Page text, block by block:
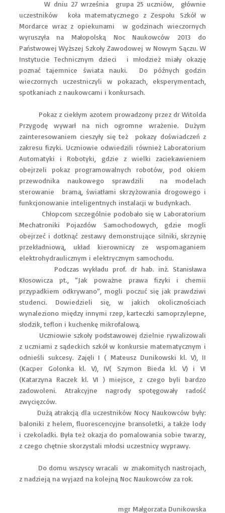
W dniu 27 września grupa 25 uczniów, głównie
uczestników koła matematycznego z Zespołu Szkół w
Mordarce wraz z opiekunami w godzinach wieczornych
wyruszyła na Małopolską Noc Naukowców 2013 do
Państwowej Wyższej Szkoły Zawodowej w Nowym Sączu. W
Instytucie Technicznym dzieci i młodzież miały okazję
poznać tajemnice świata nauki. Do późnych godzin
wieczornych uczestniczyli w pokazach, eksperymentach,
spotkaniach z naukowcami i konkursach.
Pokaz z ciekłym azotem prowadzony przez dr Witolda
Przygodę wywarł na nich ogromne wrażenie. Dużym
zainteresowaniem cieszyły się też pokazy doświadczeń z
zakresu fizyki. Uczniowie odwiedzili również Laboratorium
Automatyki i Robotyki, gdzie z wielki zaciekawieniem
obejrzeli pokaz programowalnych robotów, pod okiem
przewodnika naukowego sprawdzili na modelach
sterowanie bramą, światłami skrzyżowania drogowego i
funkcjonowanie inteligentnych instalacji w budynkach.
Chłopcom szczególnie podobało się w Laboratorium
Mechatroniki Pojazdów Samochodowych, gdzie mogli
obejrzeć i dotknąć zestawy demonstrujące silniki, skrzynię
przekładniową, układ kierowniczy ze wspomaganiem
elektrohydraulicznym i elektrycznym samochodu.
Podczas wykładu prof. dr hab. inż. Stanisława
Kłosowicza pt., ”Jak poważne prawa fizyki i chemii
przypadkiem odkrywano”, mogli poczuć się jak prawdziwi
studenci. Dowiedzieli się, w jakich okolicznościach
wynaleziono między innymi rzep, karteczki samoprzylepne,
słodzik, teflon i kuchenkę mikrofalową.
Uczniowie szkoły podstawowej dzielnie rywalizowali
z uczniami z sądeckich szkół w konkursie matematycznym i
odnieśli sukcesy. Zajęli I ( Mateusz Dunikowski kl. V), II
(Kacper Golonka kl. V), IV( Szymon Bieda kl. V) i VI
(Katarzyna Raczek kl. VI ) miejsce, z czego byli bardzo
zadowoleni. Atrakcyjne nagrody spotęgowały radość
zwycięzców.
Dużą atrakcją dla uczestników Nocy Naukowców były:
baloniki z helem, fluorescencyjne bransoletki, a także lody
i czekoladki. Była też okazja do pomalowania sobie twarzy,
z czego chętnie skorzystali młodsi uczestnicy wyprawy.
Do domu wszyscy wracali w znakomitych nastrojach,
z nadzieją na wyjazd na kolejną Noc Naukowców za rok.
mgr Małgorzata Dunikowska